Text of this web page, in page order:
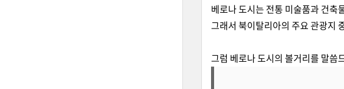
베로나 도시는 전통 미술품과 건축
그래서 북이탈리아의 주요 관광지
그럼 베로나 도시의 볼거리를 말씀